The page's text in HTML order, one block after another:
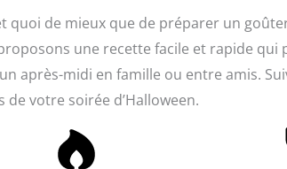
quoi de mieux que de préparer un
une recette facile et rapide qui
après-midi en famille ou entre amis.
votre soirée d’Halloween.